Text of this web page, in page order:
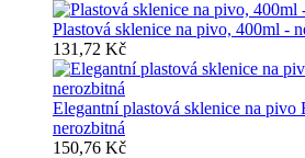
Plastová sklenice na pivo, 400ml -
131,72 Kč
Elegantní plastová sklenice na pivo
nerozbitná
150,76 Kč